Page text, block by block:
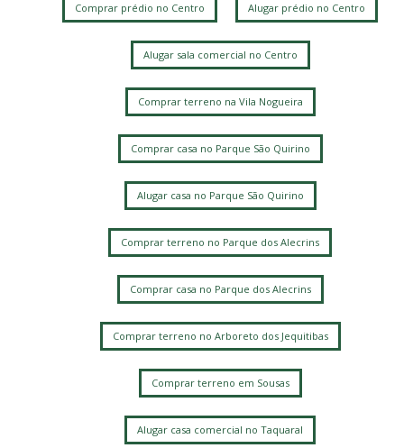
Comprar prédio no Centro Alugar prédio no Centro
Alugar sala comercial no Centro
Comprar terreno na Vila Nogueira
Comprar casa no Parque São Quirino
Alugar casa no Parque São Quirino
Comprar terreno no Parque dos Alecrins
Comprar casa no Parque dos Alecrins
Comprar terreno no Arboreto dos Jequitibas
Comprar terreno em Sousas
Alugar casa comercial no Taquaral